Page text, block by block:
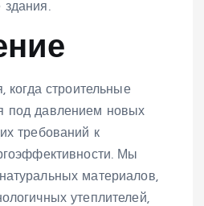
когда строительные
под давлением новых
требований к
Мы
материалов,
утеплителей,